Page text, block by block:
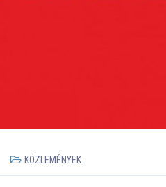
KÖZLEMÉNYEK